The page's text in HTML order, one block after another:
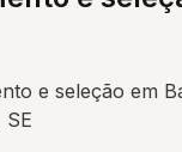
e seleção em
SE